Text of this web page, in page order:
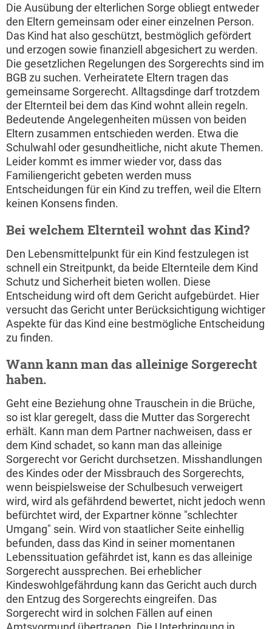
Die Ausübung der elterlichen Sorge obliegt entweder
den Eltern gemeinsam oder einer einzelnen Person.
Das Kind hat also geschützt, bestmöglich gefördert
und erzogen sowie finanziell abgesichert zu werden.
Die gesetzlichen Regelungen des Sorgerechts sind im
BGB zu suchen. Verheiratete Eltern tragen das
gemeinsame Sorgerecht. Alltagsdinge darf trotzdem
der Elternteil bei dem das Kind wohnt allein regeln.
Bedeutende Angelegenheiten müssen von beiden
Eltern zusammen entschieden werden. Etwa die
Schulwahl oder gesundheitliche, nicht akute Themen.
Leider kommt es immer wieder vor, dass das
Familiengericht gebeten werden muss
Entscheidungen für ein Kind zu treffen, weil die Eltern
keinen Konsens finden.
Bei welchem Elternteil wohnt das Kind?
Den Lebensmittelpunkt für ein Kind festzulegen ist
schnell ein Streitpunkt, da beide Elternteile dem Kind
Schutz und Sicherheit bieten wollen. Diese
Entscheidung wird oft dem Gericht aufgebürdet. Hier
versucht das Gericht unter Berücksichtigung wichtiger
Aspekte für das Kind eine bestmögliche Entscheidung
zu finden.
Wann kann man das alleinige Sorgerecht
haben.
Geht eine Beziehung ohne Trauschein in die Brüche,
so ist klar geregelt, dass die Mutter das Sorgerecht
erhält. Kann man dem Partner nachweisen, dass er
dem Kind schadet, so kann man das alleinige
Sorgerecht vor Gericht durchsetzen. Misshandlungen
des Kindes oder der Missbrauch des Sorgerechts,
wenn beispielsweise der Schulbesuch verweigert
wird, wird als gefährdend bewertet, nicht jedoch wenn
befürchtet wird, der Expartner könne "schlechter
Umgang" sein. Wird von staatlicher Seite einhellig
befunden, dass das Kind in seiner momentanen
Lebenssituation gefährdet ist, kann es das alleinige
Sorgerecht aussprechen. Bei erheblicher
Kindeswohlgefährdung kann das Gericht auch durch
den Entzug des Sorgerechts eingreifen. Das
Sorgerecht wird in solchen Fällen auf einen